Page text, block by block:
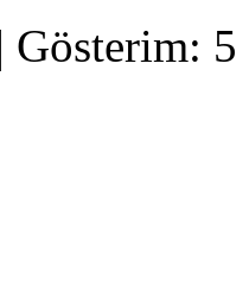
Gösterim: